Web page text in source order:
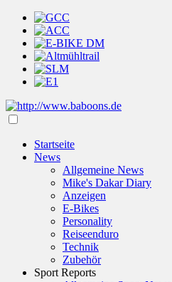
Startseite
News
Allgemeine News
Mike's Dakar Diary
Anzeigen
E-Bikes
Personality
Reiseenduro
Technik
Zubehör
Sport Reports